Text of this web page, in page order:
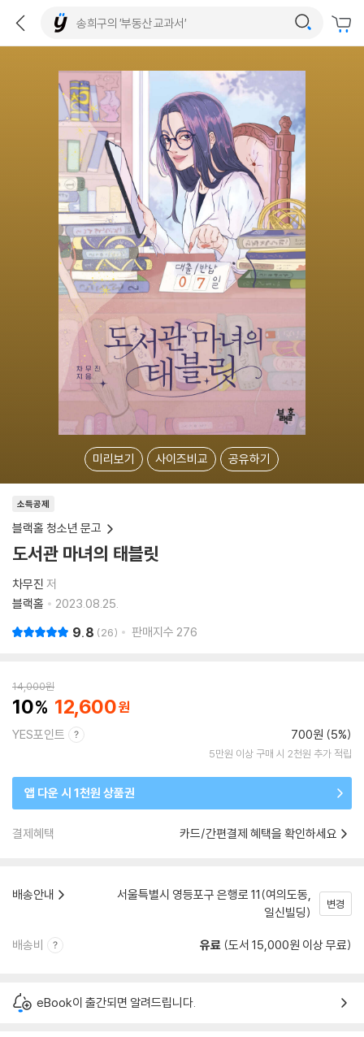
미리보기 사이즈비교 공유하기
소득공제
블랙홀 청소년 문고
도서관 마녀의 태블릿
차무진 저
블랙홀
2023.08.25.
9.8 26 판매지수 276
14,000원
10 12,600
YES포인트 700원 (5%)
5만원 이상 구매 시 2천원 추가 적립
앱 다운 시 1천원 상품권
결제혜택 카드/간편결제 혜택을 확인하세요
배송안내
서울특별시 영등포구 은행로 11(여의도동,
일신빌딩)
변경
배송비 유료 (도서 15,000원 이상 무료)
eBook이 출간되면 알려드립니다.